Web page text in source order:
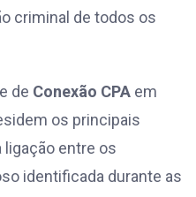
criminal de todos os
de Conexão CPA em
os principais
entre os
identificada durante as